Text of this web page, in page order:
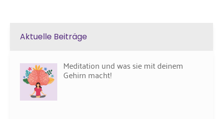
Aktuelle Beiträge
Meditation und was sie mit deinem
Gehirn macht!